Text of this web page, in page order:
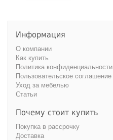
Информация
О компании
Как купить
Политика конфиденциальности
Пользовательское соглашение
Уход за мебелью
Статьи
Почему стоит купить
Покупка в рассрочку
Доставка